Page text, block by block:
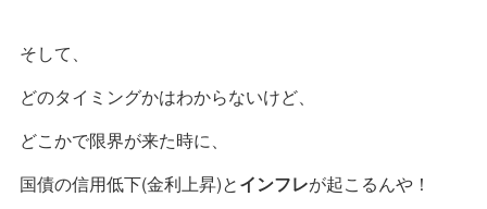
そして、
どのタイミングかはわからないけど、
どこかで限界が来た時に、
国債の信用低下(金利上昇)とインフレが起こるんや！